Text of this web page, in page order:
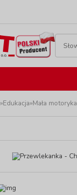
»Edukacja»Mała motoryka